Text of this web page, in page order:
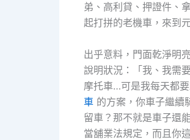
弟、高利貸、押證件、
起打拼的老機車，來到
出乎意料，門面乾淨明
說明狀況：「我、我需
摩托車…可是我每天都
車 的方案，你車子繼
留車？那不就是車子還
當舖業法規定，而且你